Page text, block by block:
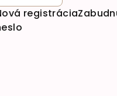
registrácia